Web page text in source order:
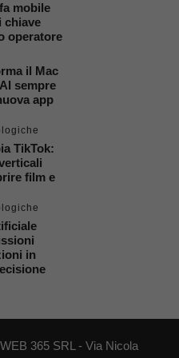
mobile
chiave
operatore
il Mac
sempre
app
TikTok:
film e
in
365 SRL - Via Nicola